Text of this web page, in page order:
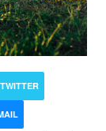
TWITTER